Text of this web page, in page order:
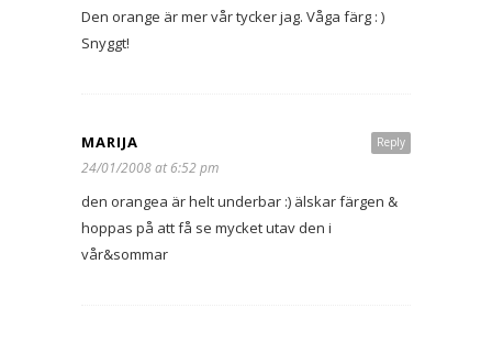
Den orange är mer vår tycker jag. Våga färg : )
Snyggt!
Reply
MARIJA
24/01/2008 at 6:52 pm
den orangea är helt underbar :) älskar färgen &
hoppas på att få se mycket utav den i
vår&sommar